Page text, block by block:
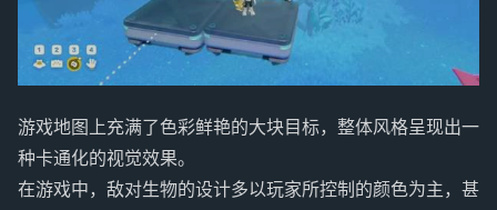
游戏地图上充满了色彩鲜艳的大块目标，整体风格呈现出一
种卡通化的视觉效果。
在游戏中，敌对生物的设计多以玩家所控制的颜色为主，甚